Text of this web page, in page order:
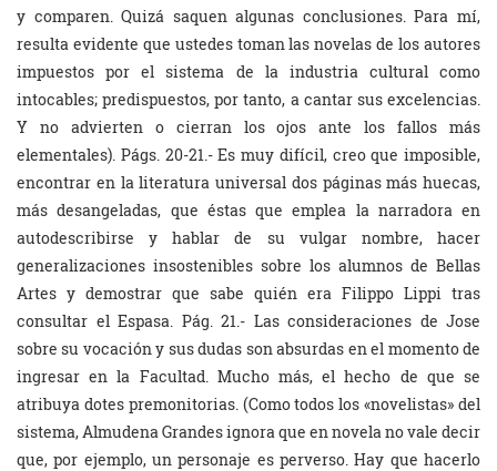
y comparen. Quizá saquen algunas conclusiones. Para mí,
resulta evidente que ustedes toman las novelas de los autores
impuestos por el sistema de la industria cultural como
intocables; predispuestos, por tanto, a cantar sus excelencias.
Y no advierten o cierran los ojos ante los fallos más
elementales). Págs. 20-21.- Es muy difícil, creo que imposible,
encontrar en la literatura universal dos páginas más huecas,
más desangeladas, que éstas que emplea la narradora en
autodescribirse y hablar de su vulgar nombre, hacer
generalizaciones insostenibles sobre los alumnos de Bellas
Artes y demostrar que sabe quién era Filippo Lippi tras
consultar el Espasa. Pág. 21.- Las consideraciones de Jose
sobre su vocación y sus dudas son absurdas en el momento de
ingresar en la Facultad. Mucho más, el hecho de que se
atribuya dotes premonitorias. (Como todos los «novelistas» del
sistema, Almudena Grandes ignora que en novela no vale decir
que, por ejemplo, un personaje es perverso. Hay que hacerlo